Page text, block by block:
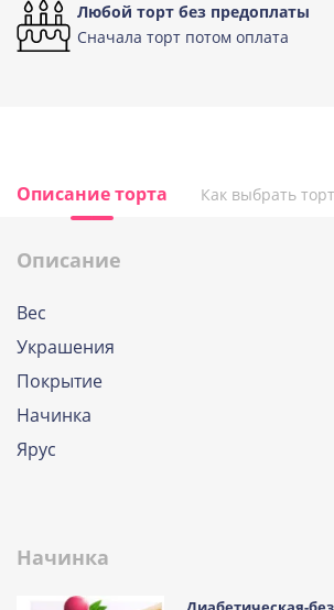
Любой торт без предоплаты
Сначала торт потом оплата
Описание торта Как выбрать торт
Описание
Вес
Украшения
Покрытие
Начинка
Ярус
Начинка